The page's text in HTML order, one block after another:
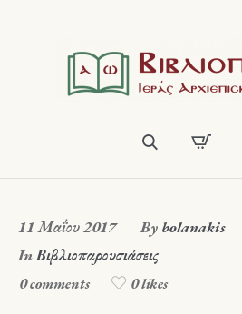
11 Μαΐου 2017 By bolanakis
InΒιβλιοπαρουσιάσεις
0 comments 0 likes